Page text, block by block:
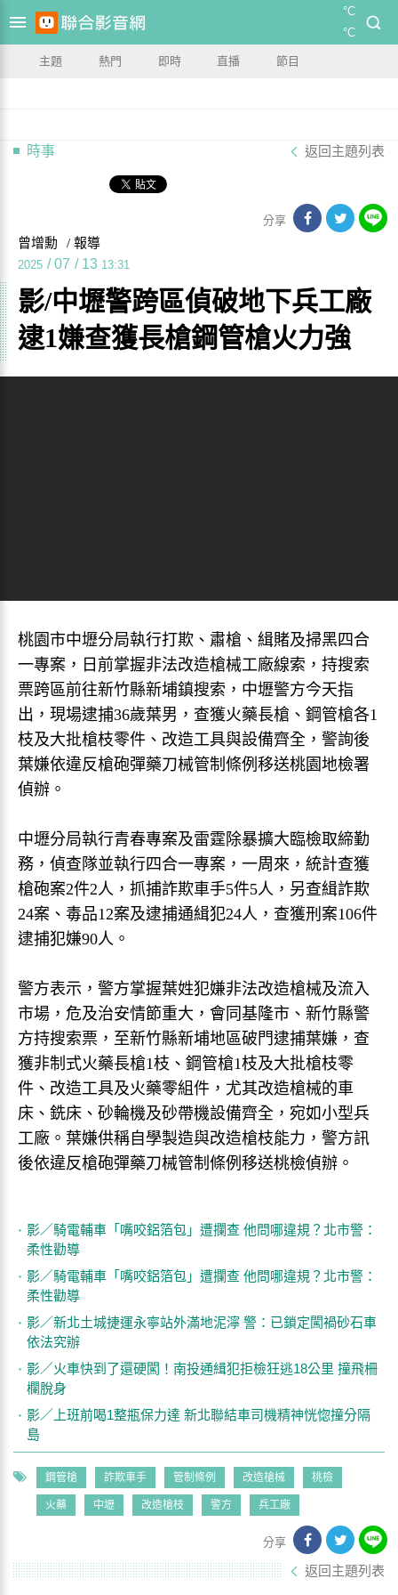
°C
°C
主題 熱門 即時 直播 節目
時事 返回主題列表
分享
曾增勳 / 報導
2025 / 07 / 13 13:31
影/中壢警跨區偵破地下兵工廠
逮1嫌查獲長槍鋼管槍火力強
桃園市中壢分局執行打欺、肅槍、緝賭及掃黑四合
一專案，日前掌握非法改造槍械工廠線索，持搜索
票跨區前往新竹縣新埔鎮搜索，中壢警方今天指
出，現場逮捕36歲葉男，查獲火藥長槍、鋼管槍各1
枝及大批槍枝零件、改造工具與設備齊全，警詢後
葉嫌依違反槍砲彈藥刀械管制條例移送桃園地檢署
偵辦。
中壢分局執行青春專案及雷霆除暴擴大臨檢取締勤
務，偵查隊並執行四合一專案，一周來，統計查獲
槍砲案2件2人，抓捕詐欺車手5件5人，另查緝詐欺
24案、毒品12案及逮捕通緝犯24人，查獲刑案106件
逮捕犯嫌90人。
警方表示，警方掌握葉姓犯嫌非法改造槍械及流入
市場，危及治安情節重大，會同基隆市、新竹縣警
方持搜索票，至新竹縣新埔地區破門逮捕葉嫌，查
獲非制式火藥長槍1枝、鋼管槍1枝及大批槍枝零
件、改造工具及火藥零組件，尤其改造槍械的車
床、銑床、砂輪機及砂帶機設備齊全，宛如小型兵
工廠。葉嫌供稱自學製造與改造槍枝能力，警方訊
後依違反槍砲彈藥刀械管制條例移送桃檢偵辦。
影／騎電輔車「嘴咬鋁箔包」遭攔查 他問哪違規？北市警：
柔性勸導
影／騎電輔車「嘴咬鋁箔包」遭攔查 他問哪違規？北市警：
柔性勸導
影／新北土城捷運永寧站外滿地泥濘 警：已鎖定闖禍砂石車
依法究辦
影／火車快到了還硬闖！南投通緝犯拒檢狂逃18公里 撞飛柵
欄脫身
影／上班前喝1整瓶保力達 新北聯結車司機精神恍惚撞分隔
島
鋼管槍 詐欺車手 管制條例 改造槍械 桃檢
火藥 中壢 改造槍枝 警方 兵工廠
分享
返回主題列表